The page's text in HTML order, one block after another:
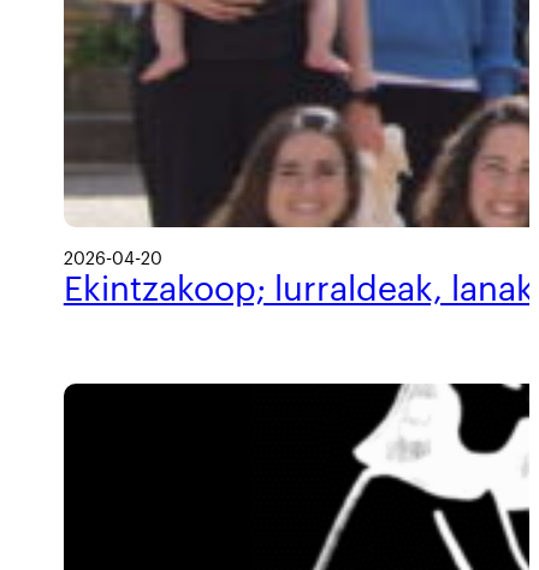
2026-04-20
Ekintzakoop; lurraldeak,